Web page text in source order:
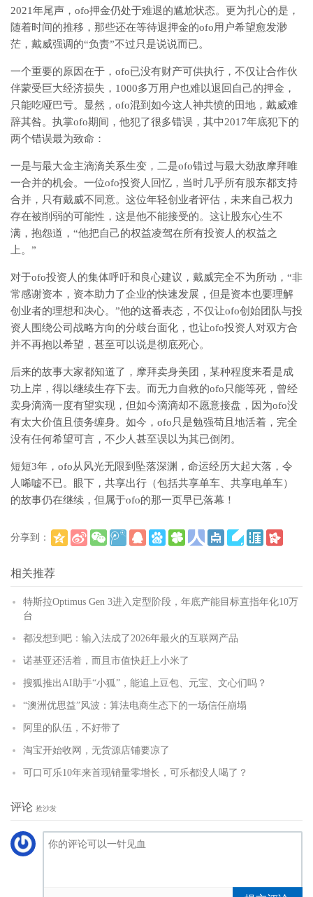
2021年尾声，ofo押金仍处于难退的尴尬状态。更为扎心的是，
随着时间的推移，那些还在等待退押金的ofo用户希望愈发渺
茫，戴威强调的“负责”不过只是说说而已。
一个重要的原因在于，ofo已没有财产可供执行，不仅让合作伙
伴蒙受巨大经济损失，1000多万用户也难以退回自己的押金，
只能吃哑巴亏。显然，ofo混到如今这人神共愤的田地，戴威难
辞其咎。执掌ofo期间，他犯了很多错误，其中2017年底犯下的
两个错误最为致命：
一是与最大金主滴滴关系生变，二是ofo错过与最大劲敌摩拜唯
一合并的机会。一位ofo投资人回忆，当时几乎所有股东都支持
合并，只有戴威不同意。这位年轻创业者评估，未来自己权力
存在被削弱的可能性，这是他不能接受的。这让股东心生不
满，抱怨道，“他把自己的权益凌驾在所有投资人的权益之
上。”
对于ofo投资人的集体呼吁和良心建议，戴威完全不为所动，“非
常感谢资本，资本助力了企业的快速发展，但是资本也要理解
创业者的理想和决心。”他的这番表态，不仅让ofo创始团队与投
资人围绕公司战略方向的分歧台面化，也让ofo投资人对双方合
并不再抱以希望，甚至可以说是彻底死心。
后来的故事大家都知道了，摩拜卖身美团，某种程度来看是成
功上岸，得以继续生存下去。而无力自救的ofo只能等死，曾经
卖身滴滴一度有望实现，但如今滴滴却不愿意接盘，因为ofo没
有太大价值且债务缠身。如今，ofo只是勉强苟且地活着，完全
没有任何希望可言，不少人甚至误以为其已倒闭。
短短3年，ofo从风光无限到坠落深渊，命运经历大起大落，令
人唏嘘不已。眼下，共享出行（包括共享单车、共享电单车）
的故事仍在继续，但属于ofo的那一页早已落幕！
分享到：
相关推荐
特斯拉Optimus Gen 3进入定型阶段，年底产能目标直指年化10万
台
都没想到吧：输入法成了2026年最火的互联网产品
诺基亚还活着，而且市值快赶上小米了
搜狐推出AI助手“小狐”，能追上豆包、元宝、文心们吗？
“澳洲优思益”风波：算法电商生态下的一场信任崩塌
阿里的队伍，不好带了
淘宝开始收网，无货源店铺要凉了
可口可乐10年来首现销量零增长，可乐都没人喝了？
评论 抢沙发